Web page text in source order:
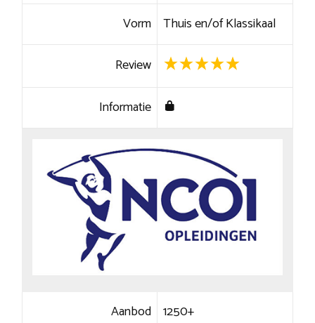
Vorm Thuis en/of Klassikaal
Review
Informatie
Aanbod 1250+